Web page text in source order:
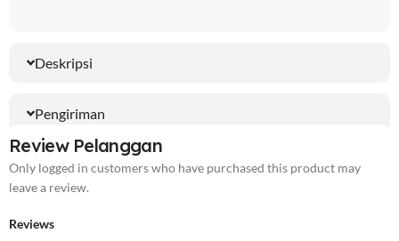
Deskripsi
Pengiriman
Review Pelanggan
Reviews
Only logged in customers who have purchased this product may
leave a review.